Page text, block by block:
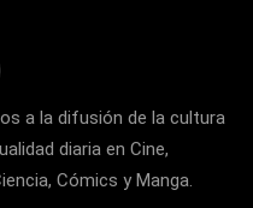
a la difusión de la cultura
diaria en Cine,
Cómics y Manga.